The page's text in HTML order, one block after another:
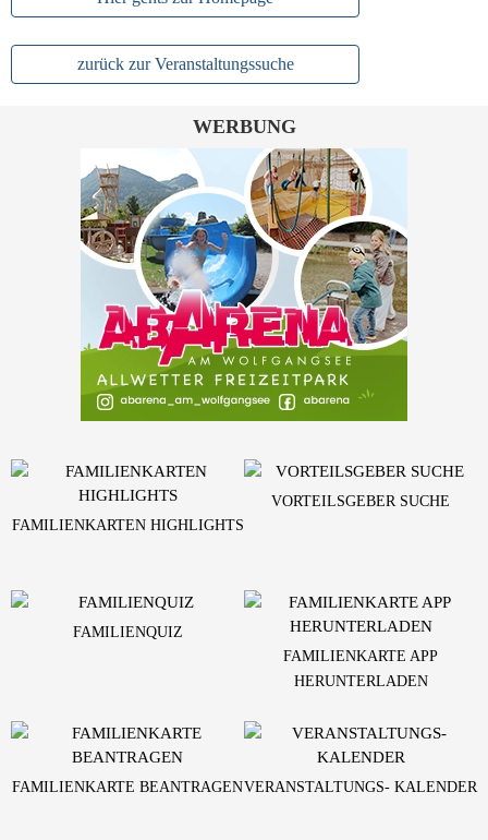
zurück zur Veranstaltungssuche
WERBUNG
FAMILIENKARTEN HIGHLIGHTS
VORTEILSGEBER SUCHE
FAMILIENQUIZ
FAMILIENKARTE APP
HERUNTERLADEN
FAMILIENKARTE BEANTRAGENVERANSTALTUNGS- KALENDER